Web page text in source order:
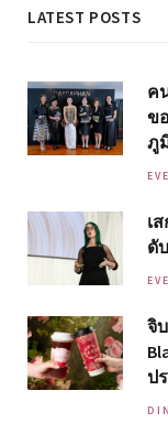
LATEST POSTS
ค
ข
ภู
เ
ดั
จิ
ป